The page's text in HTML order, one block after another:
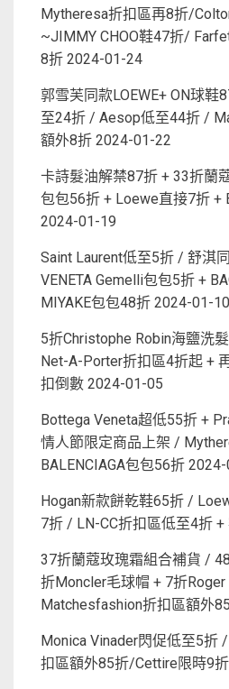
Mytheresa折扣區再8折/
~JIMMY CHOO鞋47折/
8折 2024-01-24
郭雪芙同款LOEWE+ ON球鞋
至24折 / Aesop低至44折 /
額外8折 2024-01-22
卡詩髮油解禁87折 + 33折蘭
包包56折 + Loewe直接7折 +
2024-01-19
Saint Laurent低至5折 / 舒淇
VENETA Gemelli包包5折 +
MIYAKE包包48折 2024-01-10
5折Christophe Robin海鹽洗
Net-A-Porter折扣區4折起 +
扣倒數 2024-01-05
Bottega Veneta超低55折 +
情人節限定商品上架 /
BALENCIAGA包包56折 2024-
Hogan新款餅乾鞋65折 /
7折 / LN-CC折扣區低至4折 +
37折蘭蔻玫瑰霜組合補貨 /
折Moncler毛球帽 + 7折
Matchesfashion折扣區額外
Monica Vinader閃促低至5折
扣區額外85折/Cettire限時9折